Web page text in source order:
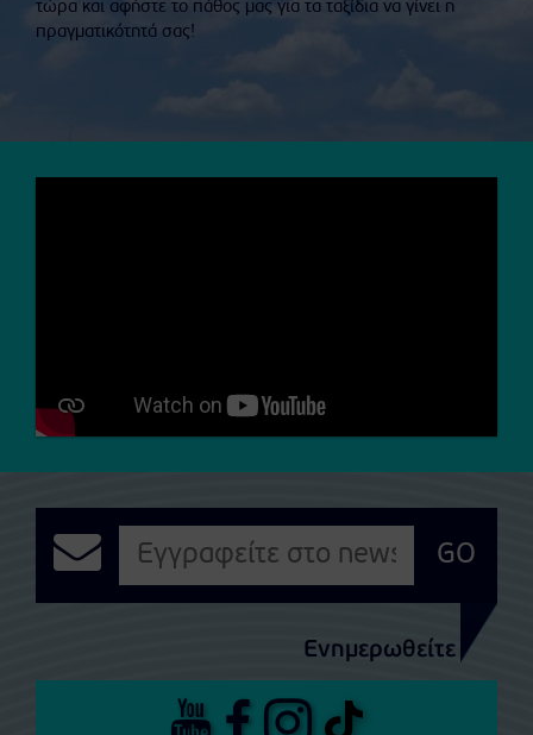
τώρα και αφήστε το πάθος μας για τα ταξίδια να γίνει η
πραγματικότητά σας!
Ενημερωθείτε
GO